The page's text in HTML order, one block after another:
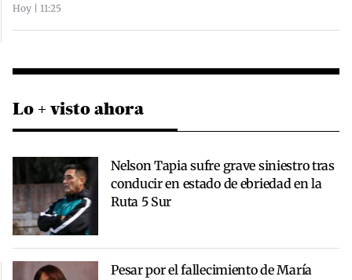
Hoy | 11:25
Lo + visto ahora
Nelson Tapia sufre grave siniestro tras
conducir en estado de ebriedad en la
Ruta 5 Sur
Pesar por el fallecimiento de María